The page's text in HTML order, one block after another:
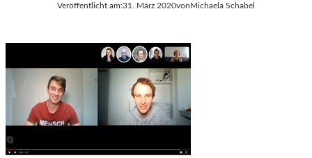
Veröffentlicht am:31. März 2020vonMichaela Schabel